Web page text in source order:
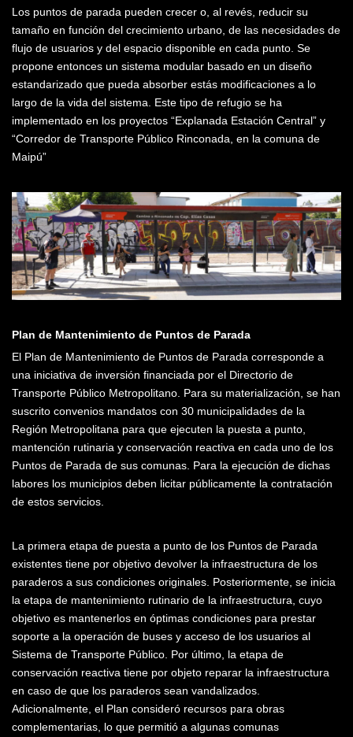
Los puntos de parada pueden crecer o, al revés, reducir su
tamaño en función del creci­miento urbano, de las nece­sidades de
flujo de usuarios y del espacio disponible en cada punto. Se
propone entonces un sistema modular basado en un diseño
estandarizado que pueda absorber estás modifi­caciones a lo
largo de la vida del sistema. Este tipo de refugio se ha
implementado en los proyectos “Explanada Estación Central” y
“Corredor de Transporte Público Rinconada, en la comuna de
Maipú”
Plan de Mantenimiento de Puntos de Parada
El Plan de Mantenimiento de Puntos de Parada corresponde a
una iniciativa de inversión financiada por el Directorio de
Transporte Público Metropolitano. Para su materialización, se han
suscrito convenios mandatos con 30 municipalidades de la
Región Metropolitana para que ejecuten la puesta a punto,
mantención rutinaria y conservación reactiva en cada uno de los
Puntos de Parada de sus comunas. Para la ejecución de dichas
labores los municipios deben licitar públicamente la contratación
de estos servicios.
La primera etapa de puesta a punto de los Puntos de Parada
existentes tiene por objetivo devolver la infraestructura de los
paraderos a sus condiciones originales. Posteriormente, se inicia
la etapa de mantenimiento rutinario de la infraestructura, cuyo
objetivo es mantenerlos en óptimas condiciones para prestar
soporte a la operación de buses y acceso de los usuarios al
Sistema de Transporte Público. Por último, la etapa de
conservación reactiva tiene por objeto reparar la infraestructura
en caso de que los paraderos sean vandalizados.
Adicionalmente, el Plan consideró recursos para obras
complementarias, lo que permitió a algunas comunas